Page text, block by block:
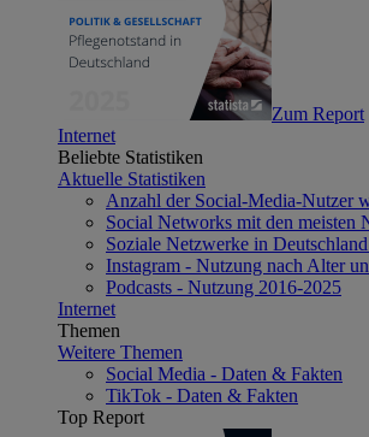
Zum Report
Internet
Beliebte Statistiken
Aktuelle Statistiken
Anzahl der Social-Media-Nutzer
Social Networks mit den meisten
Soziale Netzwerke in
Instagram - Nutzung nach Alter
Podcasts - Nutzung 2016-2025
Internet
Themen
Weitere Themen
Social Media - Daten & Fakten
TikTok - Daten & Fakten
Top Report